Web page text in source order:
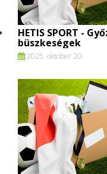
HETIS SPORT -
büszkeségek
2025. oktober 20.